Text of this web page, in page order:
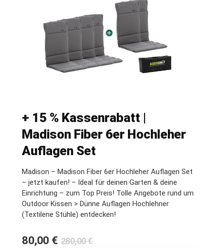
+ 15 % Kassenrabatt |
Madison Fiber 6er Hochleher
Auflagen Set
Madison – Madison Fiber 6er Hochleher Auflagen Set
– jetzt kaufen! – Ideal für deinen Garten & deine
Einrichtung – zum Top Preis! Tolle Angebote rund um
Outdoor Kissen > Dünne Auflagen Hochlehner
(Textilene Stühle) entdecken!
280,00€Ursprünglicher
80,00 €
Aktueller